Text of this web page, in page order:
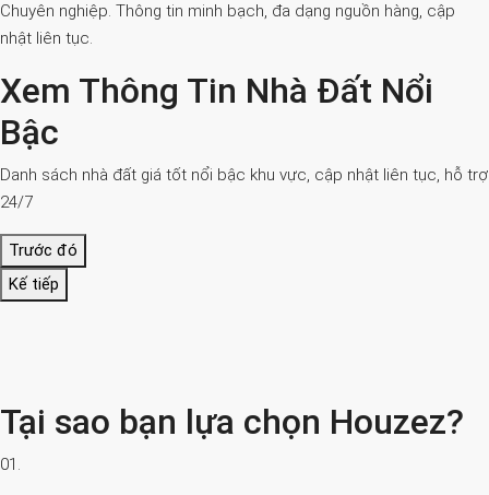
Chuyên nghiệp. Thông tin minh bạch, đa dạng nguồn hàng, cập
nhật liên tục.
Xem Thông Tin Nhà Đất Nổi
Bậc
Danh sách nhà đất giá tốt nổi bậc khu vực, cập nhật liên tục, hỗ trợ
24/7
Trước đó
Kế tiếp
Tại sao bạn lựa chọn Houzez?
01.